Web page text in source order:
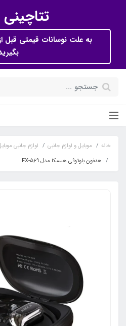
تتاچینی
به علت نوسانات قیمتی قبل
خانه موبایل و لوازم جانبی لوازم جانبی
هدفون بلوتوثی هیسکا مدل FX-569